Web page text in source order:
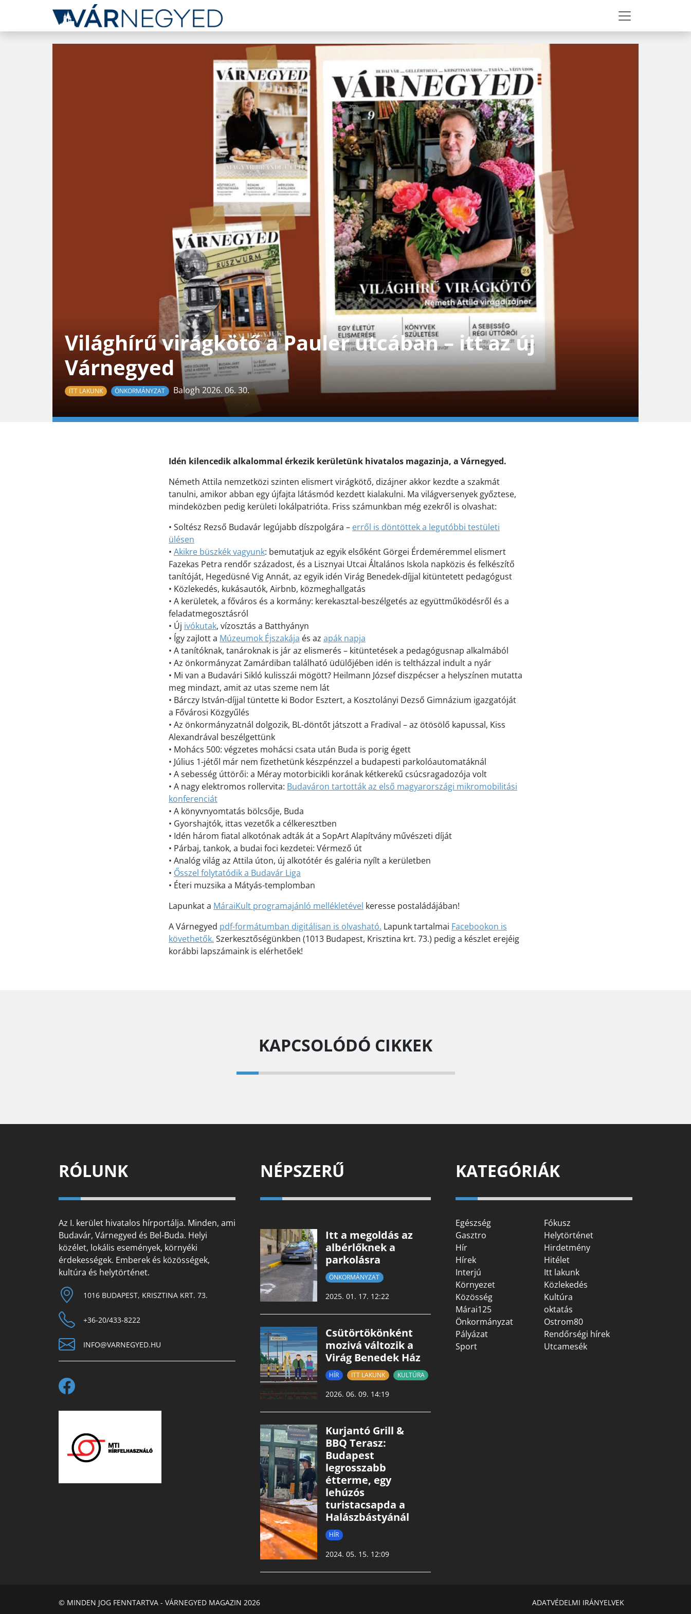
Világhírű virágkötő a Pauler utcában – itt az új
Várnegyed
ITT LAKUNK ÖNKORMÁNYZAT Balogh 2026. 06. 30.
Idén kilencedik alkalommal érkezik kerületünk hivatalos magazinja, a Várnegyed.
Németh Attila nemzetközi szinten elismert virágkötő, dizájner akkor kezdte a szakmát
tanulni, amikor abban egy újfajta látásmód kezdett kialakulni. Ma világversenyek győztese,
mindeközben pedig kerületi lokálpatrióta. Friss számunkban még ezekről is olvashat:
• Soltész Rezső Budavár legújabb díszpolgára – erről is döntöttek a legutóbbi testületi
ülésen
• Akikre büszkék vagyunk: bemutatjuk az egyik elsőként Görgei Érdeméremmel elismert
Fazekas Petra rendőr századost, és a Lisznyai Utcai Általános Iskola napközis és felkészítő
tanítóját, Hegedüsné Vig Annát, az egyik idén Virág Benedek-díjjal kitüntetett pedagógust
• Közlekedés, kukásautók, Airbnb, közmeghallgatás
• A kerületek, a főváros és a kormány: kerekasztal-beszélgetés az együttműködésről és a
feladatmegosztásról
• Új ivókutak, vízosztás a Batthyányn
• Így zajlott a Múzeumok Éjszakája és az apák napja
• A tanítóknak, tanároknak is jár az elismerés – kitüntetések a pedagógusnap alkalmából
• Az önkormányzat Zamárdiban található üdülőjében idén is teltházzal indult a nyár
• Mi van a Budavári Sikló kulisszái mögött? Heilmann József diszpécser a helyszínen mutatta
meg mindazt, amit az utas szeme nem lát
• Bárczy István-díjjal tüntette ki Bodor Esztert, a Kosztolányi Dezső Gimnázium igazgatóját
a Fővárosi Közgyűlés
• Az önkormányzatnál dolgozik, BL-döntőt játszott a Fradival – az ötösölő kapussal, Kiss
Alexandrával beszélgettünk
• Mohács 500: végzetes mohácsi csata után Buda is porig égett
• Július 1-jétől már nem fizethetünk készpénzzel a budapesti parkolóautomatáknál
• A sebesség úttörői: a Méray motorbicikli korának kétkerekű csúcsragadozója volt
• A nagy elektromos rollervita: Budaváron tartották az első magyarországi mikromobilitási
konferenciát
• A könyvnyomtatás bölcsője, Buda
• Gyorshajtók, ittas vezetők a célkeresztben
• Idén három fiatal alkotónak adták át a SopArt Alapítvány művészeti díját
• Párbaj, tankok, a budai foci kezdetei: Vérmező út
• Analóg világ az Attila úton, új alkotótér és galéria nyílt a kerületben
• Ősszel folytatódik a Budavár Liga
• Éteri muzsika a Mátyás-templomban
Lapunkat a MáraiKult programajánló mellékletével keresse postaládájában!
A Várnegyed pdf-formátumban digitálisan is olvasható. Lapunk tartalmai Facebookon is
követhetők. Szerkesztőségünkben (1013 Budapest, Krisztina krt. 73.) pedig a készlet erejéig
korábbi lapszámaink is elérhetőek!
KAPCSOLÓDÓ CIKKEK
RÓLUNK
Az I. kerület hivatalos hírportálja. Minden, ami
Budavár, Várnegyed és Bel-Buda. Helyi
közélet, lokális események, környéki
érdekességek. Emberek és közösségek,
kultúra és helytörténet.
1016 BUDAPEST, KRISZTINA KRT. 73.
+36-20/433-8222
INFO@VARNEGYED.HU
NÉPSZERŰ
Itt a megoldás az
albérlőknek a
parkolásra
ÖNKORMÁNYZAT
2025. 01. 17. 12:22
Csütörtökönként
mozivá változik a
Virág Benedek Ház
HÍR ITT LAKUNK KULTÚRA
2026. 06. 09. 14:19
Kurjantó Grill &
BBQ Terasz:
Budapest
legrosszabb
étterme, egy
lehúzós
turistacsapda a
Halászbástyánál
HÍR
2024. 05. 15. 12:09
KATEGÓRIÁK
Egészség
Fókusz
Gasztro
Helytörténet
Hír
Hirdetmény
Hírek
Hitélet
Interjú
Itt lakunk
Környezet
Közlekedés
Közösség
Kultúra
Márai125
oktatás
Önkormányzat
Ostrom80
Pályázat
Rendőrségi hírek
Sport
Utcamesék
© MINDEN JOG FENNTARTVA - VÁRNEGYED MAGAZIN 2026 ADATVÉDELMI IRÁNYELVEK